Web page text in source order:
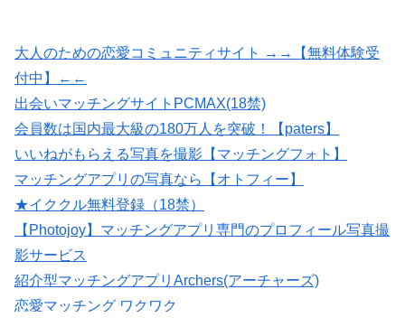
大人のための恋愛コミュニティサイト →→【無料体験受
付中】←←
出会いマッチングサイトPCMAX(18禁)
会員数は国内最大級の180万人を突破！【paters】
いいねがもらえる写真を撮影【マッチングフォト】
マッチングアプリの写真なら【オトフィー】
★イククル無料登録（18禁）
【Photojoy】マッチングアプリ専門のプロフィール写真撮
影サービス
紹介型マッチングアプリArchers(アーチャーズ)
恋愛マッチング ワクワク